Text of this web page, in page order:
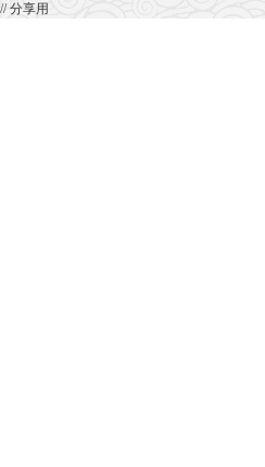
// 分享用